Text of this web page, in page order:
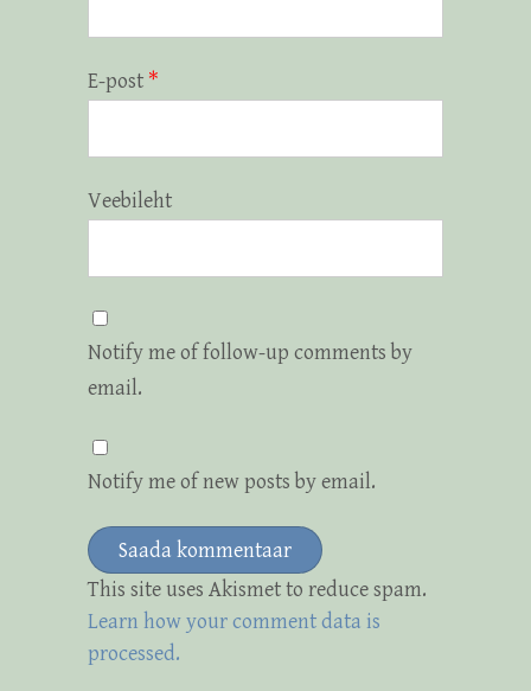
E-post *
Veebileht
Notify me of follow-up comments by
email.
Notify me of new posts by email.
This site uses Akismet to reduce spam.
Learn how your comment data is
processed.